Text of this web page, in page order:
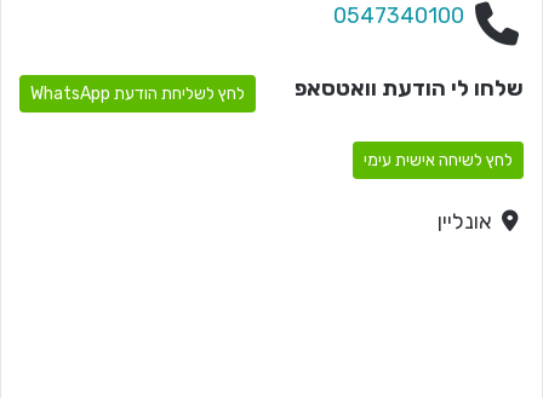
0547340100
שלחו לי הודעת וואטסאפ לחץ לשליחת הודעת WhatsApp
לחץ לשיחה אישית עימי
אונליין